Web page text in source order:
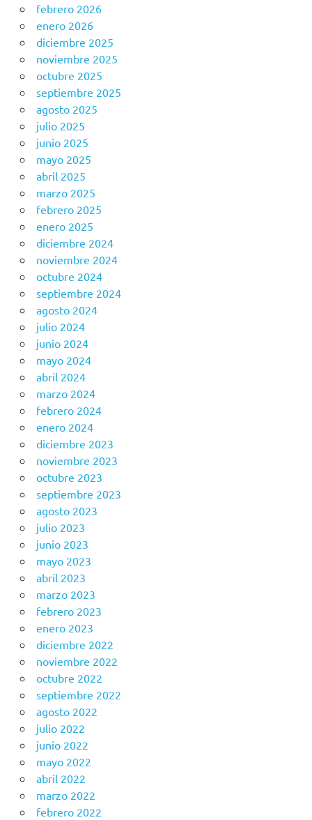
febrero 2026
enero 2026
diciembre 2025
noviembre 2025
octubre 2025
septiembre 2025
agosto 2025
julio 2025
junio 2025
mayo 2025
abril 2025
marzo 2025
febrero 2025
enero 2025
diciembre 2024
noviembre 2024
octubre 2024
septiembre 2024
agosto 2024
julio 2024
junio 2024
mayo 2024
abril 2024
marzo 2024
febrero 2024
enero 2024
diciembre 2023
noviembre 2023
octubre 2023
septiembre 2023
agosto 2023
julio 2023
junio 2023
mayo 2023
abril 2023
marzo 2023
febrero 2023
enero 2023
diciembre 2022
noviembre 2022
octubre 2022
septiembre 2022
agosto 2022
julio 2022
junio 2022
mayo 2022
abril 2022
marzo 2022
febrero 2022